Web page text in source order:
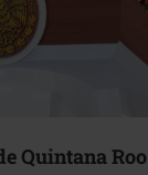
Quintana Roo